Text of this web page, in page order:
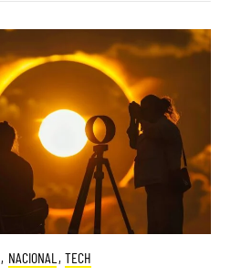
, NACIONAL , TECH